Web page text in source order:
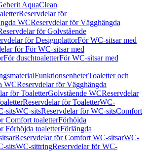
AquaClean
Reservdelar för
WCReservdelar för Vägghängda
för Golvstående
för DesignplattorFör WC-sitsar med
för För WC-sitsar med
För duschtoaletterFör WC-sitsar med
FunktionsenheterToaletter och
WCReservdelar för Vägghängda
för ToaletterGolvstående WCReservdelar
Reservdelar för ToaletterWC-
sitsWC-sitsReservdelar för WC-sitsComfort
Comfort toaletterFörhöjda
Förhöjda toaletterFörlängda
Reservdelar för Comfort WC-sitsarWC-
sitsWC-sittringReservdelar för WC-